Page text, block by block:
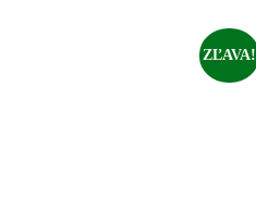
ZĽAVA!